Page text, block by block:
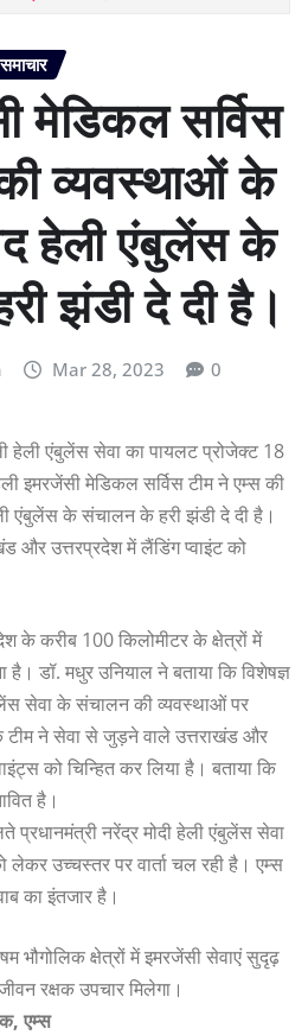
मेडिकल सर्विस
व्यवस्थाओं के
हेली एंबुलेंस के
झंडी दे दी है।
Mar 28, 2023 0
हेली एंबुलेंस सेवा का पायलट प्रोजेक्ट 18
इमरजेंसी मेडिकल सर्विस टीम ने एम्स की
एंबुलेंस के संचालन के हरी झंडी दे दी है।
और उत्तरप्रदेश में लैंडिंग प्वाइंट को
के करीब 100 किलोमीटर के क्षेत्रों में
डॉ. मधुर उनियाल ने बताया कि विशेषज्ञ
सेवा के संचालन की व्यवस्थाओं पर
टीम ने सेवा से जुड़ने वाले उत्तराखंड और
को चिन्हित कर लिया है। बताया कि
है।
प्रधानमंत्री नरेंद्र मोदी हेली एंबुलेंस सेवा
उच्चस्तर पर वार्ता चल रही है। एम्स
का इंतजार है।
भौगोलिक क्षेत्रों में इमरजेंसी सेवाएं सुदृढ़
रक्षक उपचार मिलेगा।
एम्स